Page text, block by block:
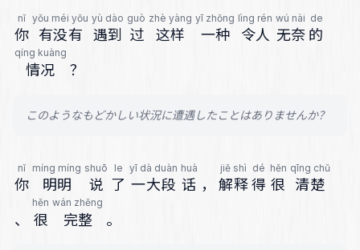
nǐ
你
yǒu méi yǒu
有没有
yù dào
遇到
guò
过
zhè yàng
这样
yī zhǒng
一种
lìng rén
令人
wú nài
无奈
de
的
qíng kuàng
情况 ？
このようなもどかしい状況に遭遇したことはありませんか？
nǐ
你
míng míng
明明
shuō
说
le
了
yī dà duàn
一大段
huà
话 ，
jiě shì
解释
dé
得
hěn
很
qīng chǔ
清楚
、
hěn
很
wán zhěng
完整 。